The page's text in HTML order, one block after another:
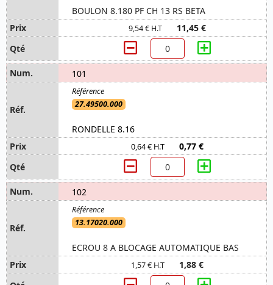
BOULON 8.180 PF CH 13 RS BETA
9,54 € H.T 11,45 €
101
27.49500.000
RONDELLE 8.16
0,64 € H.T 0,77 €
102
13.17020.000
ECROU 8 A BLOCAGE AUTOMATIQUE BAS
1,57 € H.T 1,88 €